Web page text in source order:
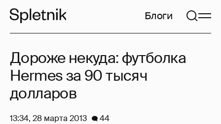
Блоги
Дороже некуда: футболка
Hermes за 90 тысяч
долларов
13:34, 28 марта 2013 44